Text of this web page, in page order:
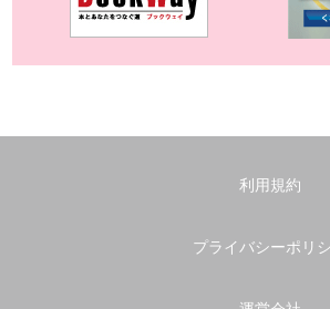
利用規約
プライバシーポリ